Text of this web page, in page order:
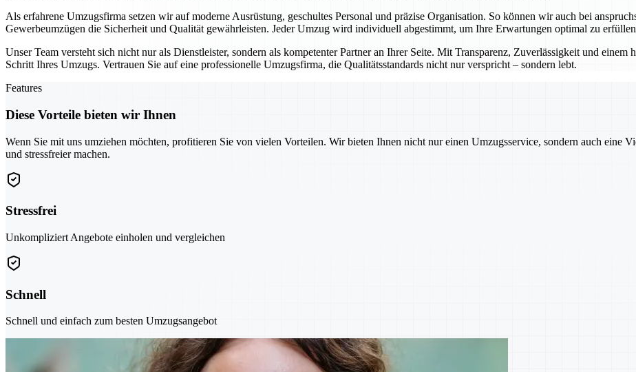
Als erfahrene Umzugsfirma setzen wir auf moderne Ausrüstung, geschultes Personal und präzise Organisation. So können wir auch bei
Gewerbeumzügen die Sicherheit und Qualität gewährleisten. Jeder Umzug wird individuell abgestimmt, um Ihre Erwartungen optimal zu
Unser Team versteht sich nicht nur als Dienstleister, sondern als kompetenter Partner an Ihrer Seite. Mit Transparenz, Zuverlässigkeit und
Schritt Ihres Umzugs. Vertrauen Sie auf eine professionelle Umzugsfirma, die Qualitätsstandards nicht nur verspricht – sondern lebt.
Features
Diese Vorteile bieten wir Ihnen
Wenn Sie mit uns umziehen möchten, profitieren Sie von vielen Vorteilen. Wir bieten Ihnen nicht nur einen Umzugsservice, sondern auch eine
und stressfreier machen.
Stressfrei
Unkompliziert Angebote einholen und vergleichen
Schnell
Schnell und einfach zum besten Umzugsangebot